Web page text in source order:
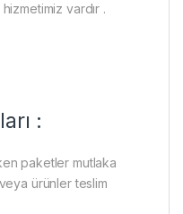
vardır .
:
paketler mutlaka
ürünler teslim